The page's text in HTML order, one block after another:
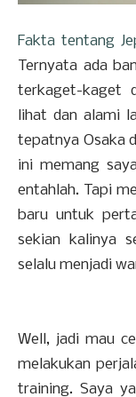
Fakta tentang
Ternyata ada
terkaget-kaget
lihat dan alami
tepatnya Osaka
ini memang
entahlah. Tapi
baru untuk
sekian kalinya
selalu menjadi
Well, jadi mau
melakukan
training. Saya